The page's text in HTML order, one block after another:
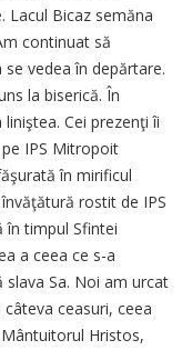
Lacul Bicaz semăna
continuat să
vedea în depărtare.
la biserică. În
Cei prezenţi îi
IPS Mitropoit
în mirificul
rostit de IPS
în timpul Sfintei
a ceea ce s-a
Sa. Noi am urcat
ceasuri, ceea
Hristos,